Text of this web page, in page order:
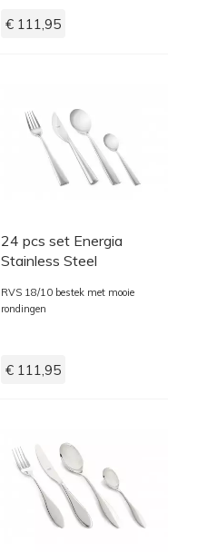
€ 111,95
24 pcs set Energia
Stainless Steel
RVS 18/10 bestek met mooie
rondingen
€ 111,95